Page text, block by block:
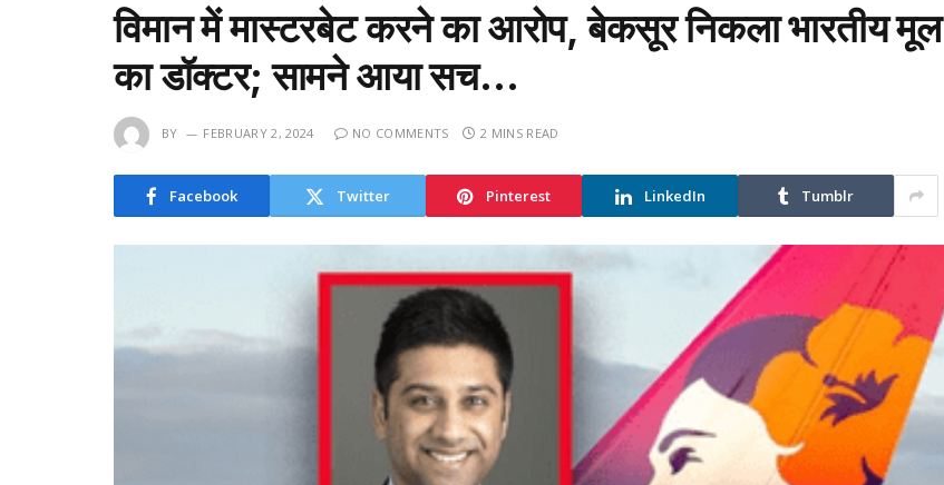
विमान में मास्टरबेट करने का आरोप, बेकसूर निकला भारतीय मूल
का डॉक्टर; सामने आया सच…
BY FEBRUARY 2, 2024 NO COMMENTS 2 MINS READ
Facebook Twitter Pinterest LinkedIn Tumblr